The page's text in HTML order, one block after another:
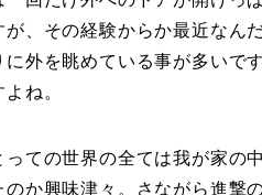
が、その経験からか最近なん
に外を眺めている事が多いで
ね。
っての世界の全ては我が家の
のか興味津々。さながら進撃